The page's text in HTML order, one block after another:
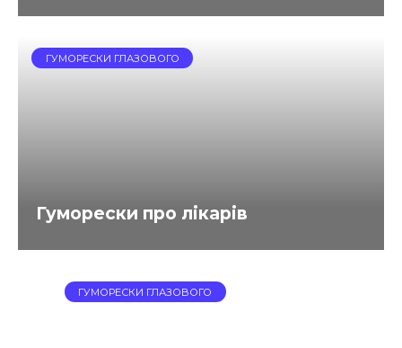
ГУМОРЕСКИ ГЛАЗОВОГО
Гуморески про лікарів
ГУМОРЕСКИ ГЛАЗОВОГО